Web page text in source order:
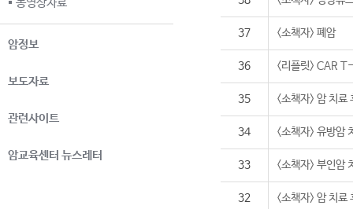
동영상자료
암정보
보도자료
관련사이트
암교육센터 뉴스레터
37 <소책자> 폐암
36 <리플릿> CAR
35 <소책자> 암 치료
34 <소책자> 유방암
33 <소책자> 부인암
32 <소책자> 암 치료